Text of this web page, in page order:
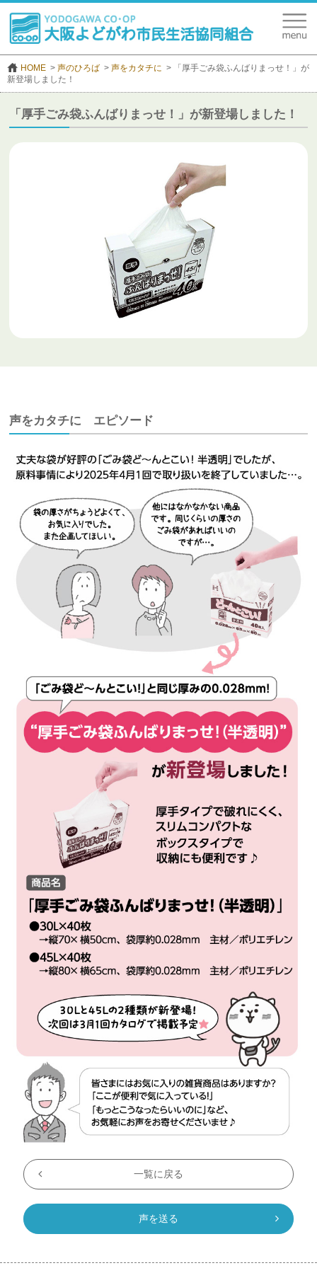
HOME 声のひろば 声をカタチに
「厚手ごみ袋ふんばりまっせ！」が
新登場しました！
「厚手ごみ袋ふんばりまっせ！」が新登場しました！
声をカタチに エピソード
一覧に戻る
声を送る